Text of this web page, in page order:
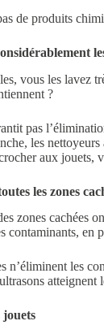
de produits
vous les lavez
?
pas
les
aux jouets,
les zones
zones cachées
contaminants, en
n’éliminent les
jouets